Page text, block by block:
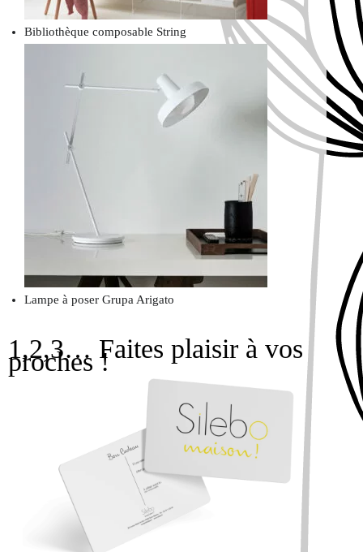
Bibliothèque composable String
Lampe à poser Grupa Arigato
1,2,3… Faites plaisir à vos
proches !